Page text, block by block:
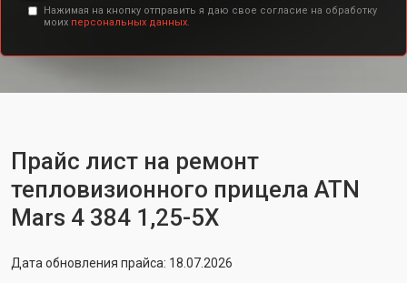
Нажимая на кнопку отправить я даю свое согласие на обработку
моих персональных данных.
Прайс лист на ремонт
тепловизионного прицела ATN
Mars 4 384 1,25-5X
Дата обновления прайса: 18.07.2026